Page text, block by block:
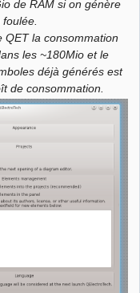
de RAM si on génère
la consommation
les ~180Mio et le
déjà générés est
de consommation.